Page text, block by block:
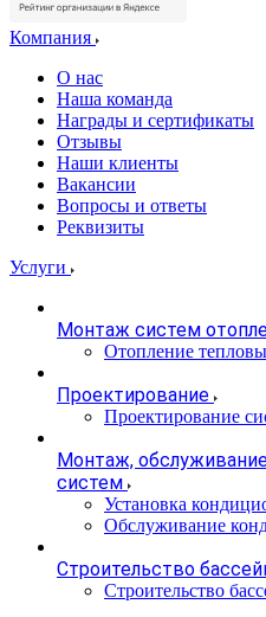
Компания
О нас
Наша команда
Награды и сертификаты
Отзывы
Наши клиенты
Вакансии
Вопросы и ответы
Реквизиты
Услуги
Монтаж систем
Отопление
Проектирование
Проектирование
Монтаж,
систем
Установка
Обслуживание
Строительство
Строительство